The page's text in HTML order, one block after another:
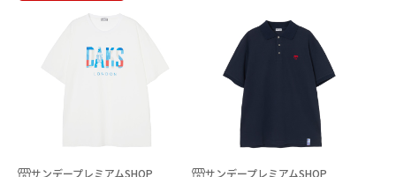
サンデープレミアムSHOP サンデープレミアムSHOP